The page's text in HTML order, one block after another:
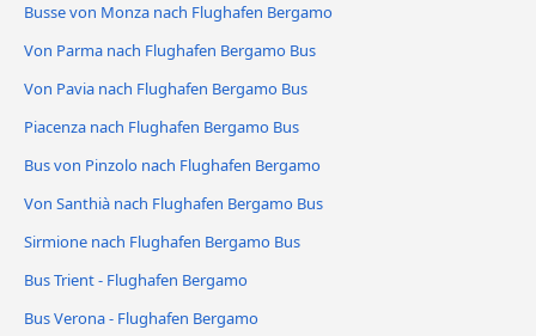
Busse von Monza nach Flughafen Bergamo
Von Parma nach Flughafen Bergamo Bus
Von Pavia nach Flughafen Bergamo Bus
Piacenza nach Flughafen Bergamo Bus
Bus von Pinzolo nach Flughafen Bergamo
Von Santhià nach Flughafen Bergamo Bus
Sirmione nach Flughafen Bergamo Bus
Bus Trient - Flughafen Bergamo
Bus Verona - Flughafen Bergamo